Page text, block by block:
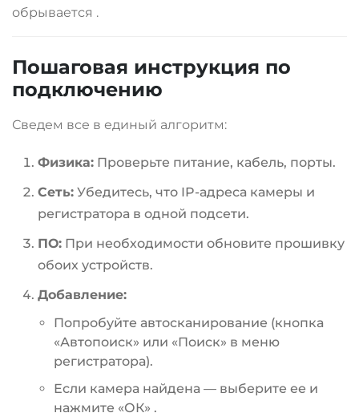
обрывается .
Пошаговая инструкция по
подключению
Сведем все в единый алгоритм:
Физика: Проверьте питание, кабель, порты.
Сеть: Убедитесь, что IP-адреса камеры и
регистратора в одной подсети.
ПО: При необходимости обновите прошивку
обоих устройств.
Добавление:
Попробуйте автосканирование (кнопка
«Автопоиск» или «Поиск» в меню
регистратора).
Если камера найдена — выберите ее и
нажмите «ОК» .